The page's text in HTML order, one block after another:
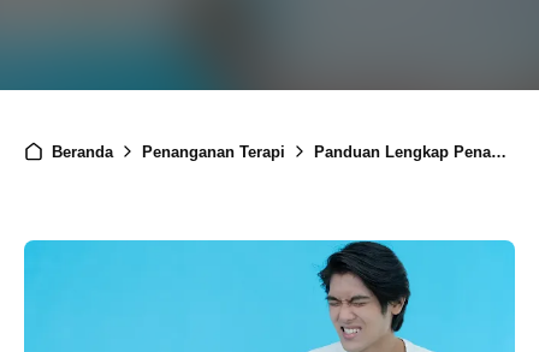
Beranda Penanganan Terapi Panduan Lengkap Penanganan Akupunktur untuk Gastritis (Nyeri Lambung) - Solusi Efektif dan Alami